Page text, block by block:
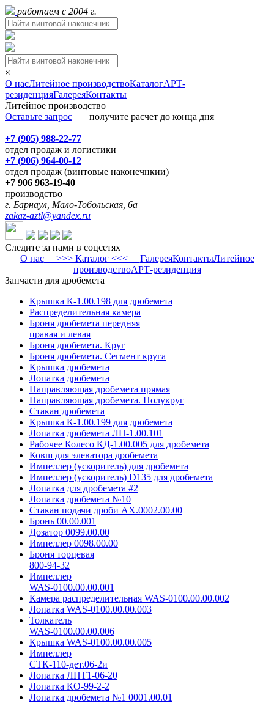
работаем с 2004 г.
×
О насЛитейное производствоКаталогАРТ-
резиденцияГалереяКонтакты
Литейное производство
Оставьте запрос получите расчет до конца дня
+7 (905) 988-22-77
отдел продаж и логистики
+7 (906) 964-00-12
отдел продаж (винтовые наконечнкии)
+7 906 963-19-40
производство
г. Барнаул, Мало-Тобольская, 6а
zakaz-aztl@yandex.ru
Следите за нами в соцсетях
О нас>>> Каталог <<< ГалереяКонтактыЛитейное
производствоАРТ-резиденция
Запчасти для дробемета
Крышка К-1.00.198 для дробемета
Распределительная камера
Броня дробемета передняя
правая и левая
Броня дробемета. Круг
Броня дробемета. Сегмент круга
Крышка дробемета
Лопатка дробемета
Направляющая дробемета прямая
Направляющая дробемета. Полукруг
Стакан дробемета
Крышка К-1.00.199 для дробемета
Лопатка дробемета ЛП-1.00.101
Рабочее Колесо КД-1.00.005 для дробемета
Ковш для элеватора дробемета
Импеллер (ускоритель) для дробемета
Импеллер (ускоритель) D135 для дробемета
Лопатка для дробемета #2
Лопатка дробемета №10
Стакан подачи дроби АХ.0002.00.00
Бронь 00.00.001
Дозатор 0099.00.00
Импеллер 0098.00.00
Броня торцевая
800-94-32
Импеллер
WAS-0100.00.00.001
Камера распределительная WAS-0100.00.00.002
Лопатка WAS-0100.00.00.003
Толкатель
WAS-0100.00.00.006
Крышка WAS-0100.00.00.005
Импеллер
СТК-110-дет.06-2и
Лопатка ЛПТ1-06-20
Лопатка КО-99-2-2
Лопатка дробемета №1 0001.00.01